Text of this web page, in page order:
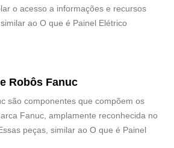
o acesso a informações e recursos
ao O que é Painel Elétrico
Robôs Fanuc
são componentes que compõem os
Fanuc, amplamente reconhecida no
peças, similar ao O que é Painel